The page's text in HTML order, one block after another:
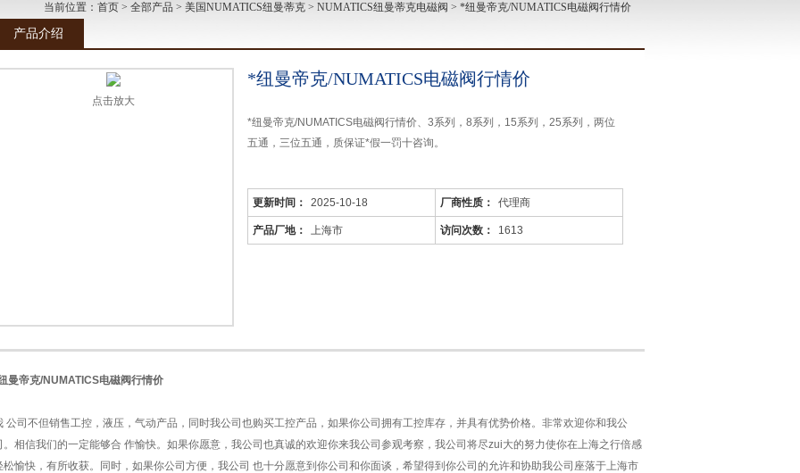
当前位置： 首页 > 全部产品 > 美国NUMATICS纽曼蒂克 > NUMATICS纽曼蒂克电磁阀 > *纽曼帝克/NUMATICS电磁阀行情价
产品介绍
点击放大
*纽曼帝克/NUMATICS电磁阀行情价
*纽曼帝克/NUMATICS电磁阀行情价、3系列，8系列，15系列，25系列，两位
五通，三位五通，质保证*假一罚十咨询。
更新时间： 2025-10-18 厂商性质： 代理商
产品厂地： 上海市 访问次数： 1613
曼帝克/NUMATICS电磁阀行情价
公司不但销售工控，液压，气动产品，同时我公司也购买工控产品，如果你公司拥有工控库存，并具有优势价格。非常欢迎你和我公
。相信我们的一定能够合 作愉快。如果你愿意，我公司也真诚的欢迎你来我公司参观考察，我公司将尽zui大的努力使你在上海之行倍感
松愉快，有所收获。同时，如果你公司方便，我公司 也十分愿意到你公司和你面谈，希望得到你公司的允许和协助我公司座落于上海市